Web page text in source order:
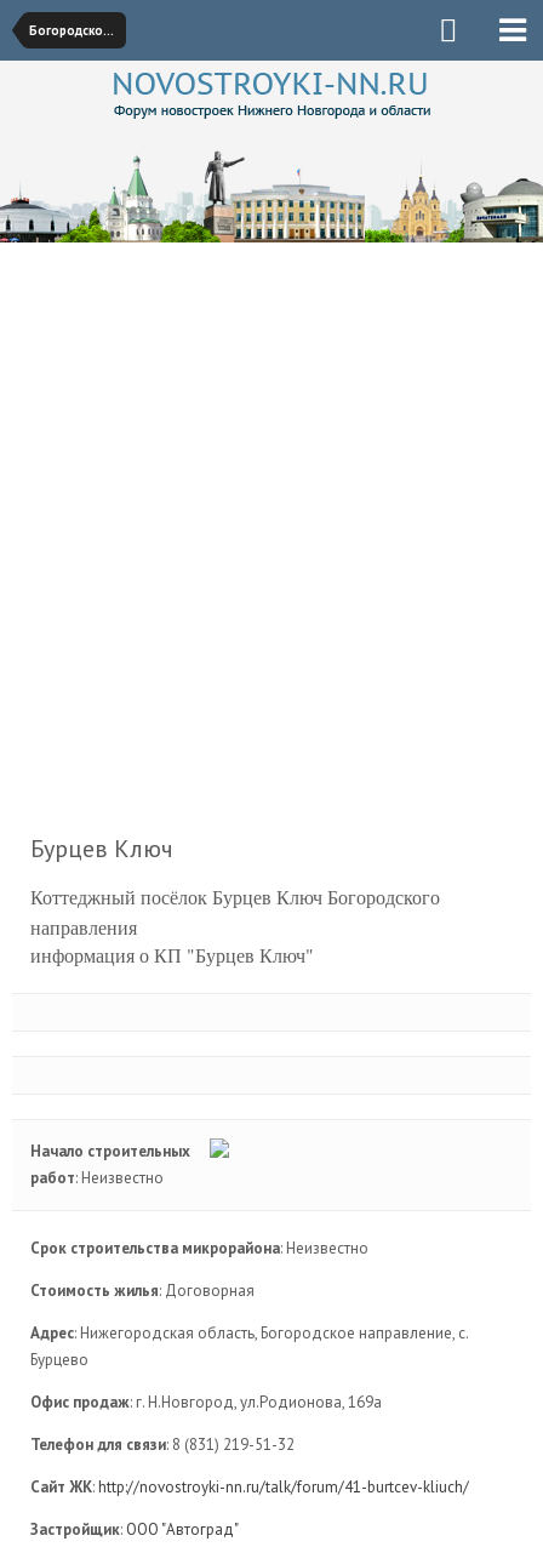
Богородское направление
Бурцев Ключ
Коттеджный посёлок Бурцев Ключ Богородского
направления
информация о КП "Бурцев Ключ"
Начало строительных
работ: Неизвестно
Срок строительства микрорайона: Неизвестно
Стоимость жилья: Договорная
Адрес: Нижегородская область, Богородское направление, с.
Бурцево
Офис продаж: г. Н.Новгород, ул.Родионова, 169а
Телефон для связи: 8 (831) 219-51-32
Сайт ЖК:http://novostroyki-nn.ru/talk/forum/41-burtcev-kliuch/
Застройщик: ООО "Автоград"